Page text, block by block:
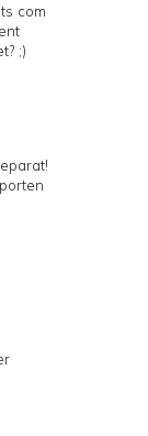
com
;)